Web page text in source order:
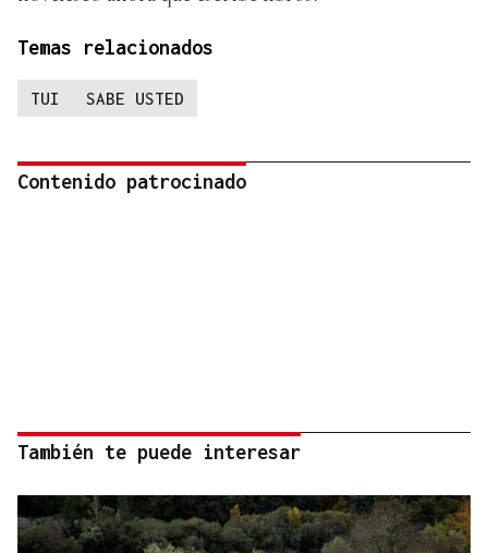
Temas relacionados
TUI SABE USTED
Contenido patrocinado
También te puede interesar